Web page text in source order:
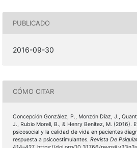
PUBLICADO
2016-09-30
CÓMO CITAR
Concepción González, P., Monzón Díaz, J.,
J., Rubio Morell, B., & Henry Benítez, M. (2016).
psicosocial y la calidad de vida en pacientes
respuesta a psicoestimulantes. Revista De